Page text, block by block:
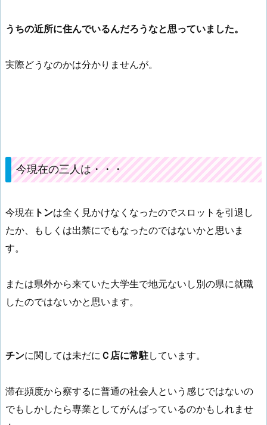
うちの近所に住んでいるんだろうなと思っていました。
実際どうなのかは分かりませんが。
今現在の三人は・・・
今現在 トンは全く見かけなくなったのでスロットを引退し
たか、もしくは出禁にでもなったのではないかと思いま
す。
または県外から来ていた大学生で地元ないし別の県に就職
したのではないかと思います。
チンに関しては未だに Ｃ店に常駐しています。
滞在頻度から察するに普通の社会人という感じではないの
でもしかしたら専業としてがんばっているのかもしれませ